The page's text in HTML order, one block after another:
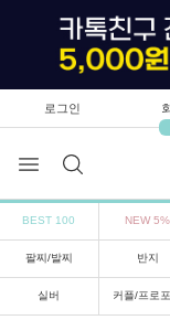
로그인
BEST 100 NEW 5%
팔찌/발찌 반지
실버 커플/프로